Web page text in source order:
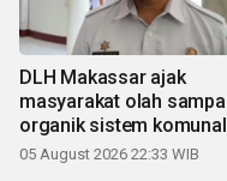
DLH Makassar ajak
masyarakat olah
organik sistem komunal
05 August 2026 22:33 WIB